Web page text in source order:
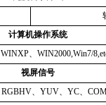
计算机操作系统
WINXP、 WIN2000,Win7/
视屏信号
RGBHV、 YUV、 YC、